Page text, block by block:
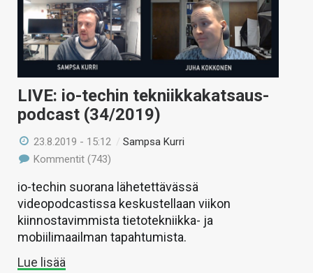
VAIHDA TEEMA
HAKU
LIVE: io-techin tekniikkakatsaus-
podcast (34/2019)
23.8.2019 - 15:12 /Sampsa Kurri
Kommentit (743)
io-techin suorana lähetettävässä
videopodcastissa keskustellaan viikon
kiinnostavimmista tietotekniikka- ja
mobiilimaailman tapahtumista.
Lue lisää